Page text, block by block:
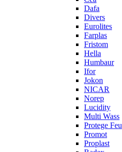
Dafa
Divers
Eurolites
Farplas
Fristom
Hella
Humbaur
Ifor
Jokon
NICAR
Norep
Lucidity
Multi Wass
Protege Feu
Promot
Proplast